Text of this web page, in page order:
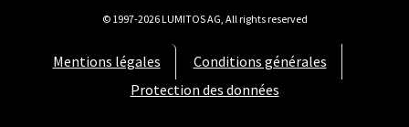
Mentions légales
Conditions générales
Protection des données
© 1997-2026 LUMITOS AG, All rights reserved